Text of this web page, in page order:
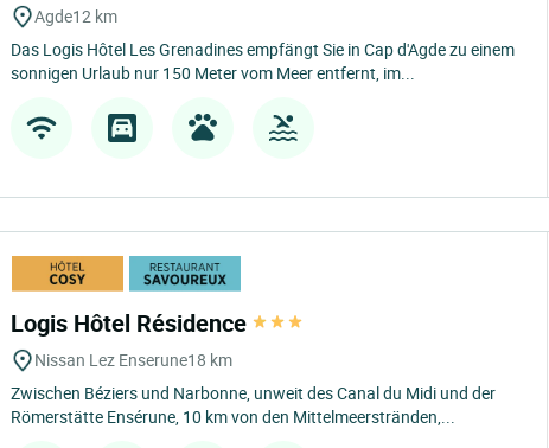
Agde12 km
Das Logis Hôtel Les Grenadines empfängt Sie in Cap d'Agde zu einem
sonnigen Urlaub nur 150 Meter vom Meer entfernt, im...
Logis Hôtel Résidence
Nissan Lez Enserune18 km
Zwischen Béziers und Narbonne, unweit des Canal du Midi und der
Römerstätte Ensérune, 10 km von den Mittelmeerstränden,...